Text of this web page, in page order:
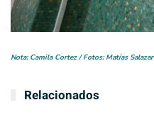
Nota: Camila Cortez / Fotos: Matías Salazar
Relacionados